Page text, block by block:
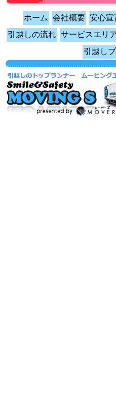
ホーム 会社概要 安心宣
引越しの流れ サービスエリ
引越し